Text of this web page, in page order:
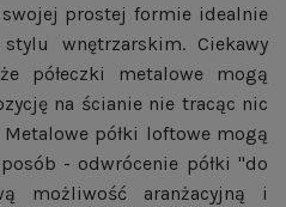
prostej formie idealnie
wnętrzarskim. Ciekawy
półeczki metalowe mogą
na ścianie nie tracąc nic
półki loftowe mogą
- odwrócenie półki "do
możliwość aranżacyjną i